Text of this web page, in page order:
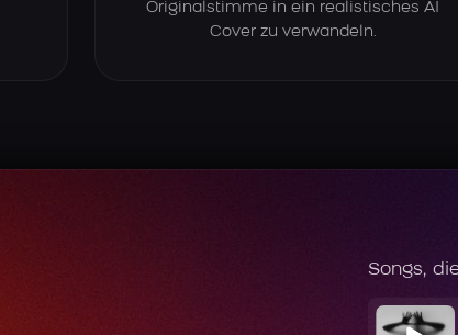
Originalstimme in ein realistisches AI
Cover zu verwandeln.
Songs,